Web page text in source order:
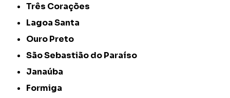
Três Corações
Lagoa Santa
Ouro Preto
São Sebastião do Paraíso
Janaúba
Formiga